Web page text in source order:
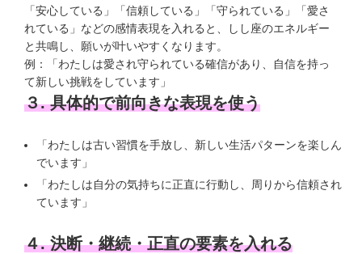
「安心している」「信頼している」「守られている」「愛さ
れている」などの感情表現を入れると、しし座のエネルギー
と共鳴し、願いが叶いやすくなります。
例：「わたしは愛され守られている確信があり、自信を持っ
て新しい挑戦をしています」
３. 具体的で前向きな表現を使う
「わたしは古い習慣を手放し、新しい生活パターンを楽しん
でいます」
「わたしは自分の気持ちに正直に行動し、周りから信頼され
ています」
４. 決断・継続・正直の要素を入れる